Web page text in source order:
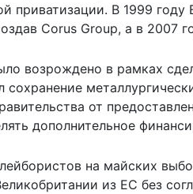
приватизации. В 1999 году
Corus Group, а в 2007
возрождено в рамках
сохранение
от
дополнительное
на майских
из ЕС без